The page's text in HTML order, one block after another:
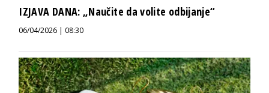
IZJAVA DANA: „Naučite da volite odbijanje“
06/04/2026 | 08:30